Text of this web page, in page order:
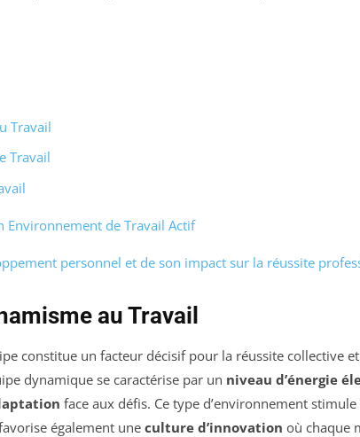
Travail
Travail
Environnement de Travail Actif
personnel et de son impact sur la réussite
au Travail
constitue un facteur décisif pour la réussite collective
dynamique se caractérise par un niveau d’énergie
face aux défis. Ce type d’environnement
également une culture d’innovation où chaque